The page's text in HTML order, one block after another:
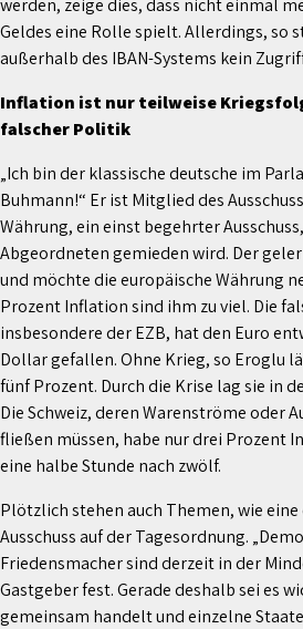
werden, zeige dies, dass nicht einmal
Geldes eine Rolle spielt. Allerdings, so
außerhalb des IBAN-Systems kein
Inflation ist nur teilweise
falscher Politik
„Ich bin der klassische deutsche im
Buhmann!“ Er ist Mitglied des
Währung, ein einst begehrter
Abgeordneten gemieden wird. Der
und möchte die europäische Währung
Prozent Inflation sind ihm zu viel. Die
insbesondere der EZB, hat den Euro
Dollar gefallen. Ohne Krieg, so Eroglu
fünf Prozent. Durch die Krise lag sie in
Die Schweiz, deren Warenströme oder
fließen müssen, habe nur drei Prozent
eine halbe Stunde nach zwölf.
Plötzlich stehen auch Themen, wie
Ausschuss auf der Tagesordnung.
Friedensmacher sind derzeit in der
Gastgeber fest. Gerade deshalb sei es
gemeinsam handelt und einzelne